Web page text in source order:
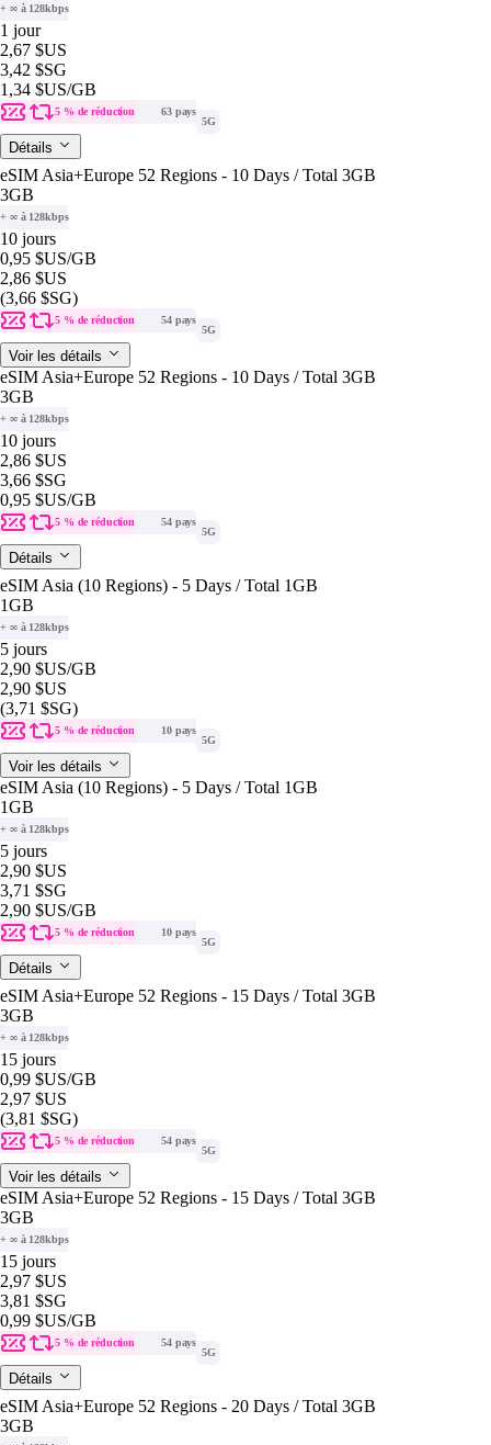
+ ∞ à 128kbps
1 jour
2,67 $US
3,42 $SG
1,34 $US/GB
5 % de réduction
63 pays
5G
Détails
eSIM Asia+Europe 52 Regions - 10 Days / Total 3GB
3GB
+ ∞ à 128kbps
10 jours
0,95 $US/GB
2,86 $US
(3,66 $SG)
5 % de réduction
54 pays
5G
Voir les détails
eSIM Asia+Europe 52 Regions - 10 Days / Total 3GB
3GB
+ ∞ à 128kbps
10 jours
2,86 $US
3,66 $SG
0,95 $US/GB
5 % de réduction
54 pays
5G
Détails
eSIM Asia (10 Regions) - 5 Days / Total 1GB
1GB
+ ∞ à 128kbps
5 jours
2,90 $US/GB
2,90 $US
(3,71 $SG)
5 % de réduction
10 pays
5G
Voir les détails
eSIM Asia (10 Regions) - 5 Days / Total 1GB
1GB
+ ∞ à 128kbps
5 jours
2,90 $US
3,71 $SG
2,90 $US/GB
5 % de réduction
10 pays
5G
Détails
eSIM Asia+Europe 52 Regions - 15 Days / Total 3GB
3GB
+ ∞ à 128kbps
15 jours
0,99 $US/GB
2,97 $US
(3,81 $SG)
5 % de réduction
54 pays
5G
Voir les détails
eSIM Asia+Europe 52 Regions - 15 Days / Total 3GB
3GB
+ ∞ à 128kbps
15 jours
2,97 $US
3,81 $SG
0,99 $US/GB
5 % de réduction
54 pays
5G
Détails
eSIM Asia+Europe 52 Regions - 20 Days / Total 3GB
3GB